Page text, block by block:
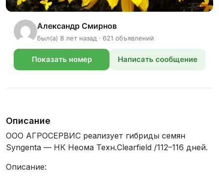
Александр Смирнов
был(а) 8 лет назад · 621 объявлений
Показать номер Написать сообщение
Описание
ООО АГРОСЕРВИС реализует гибриды семян
Syngenta — НК Неома Техн.Clearfield /112–116 дней.
Описание: